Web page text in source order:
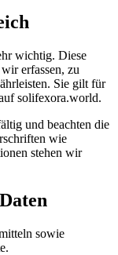
wichtig. Diese
erfassen, zu
Sie gilt für
solifexora.world.
und beachten die
wie
stehen wir
sowie